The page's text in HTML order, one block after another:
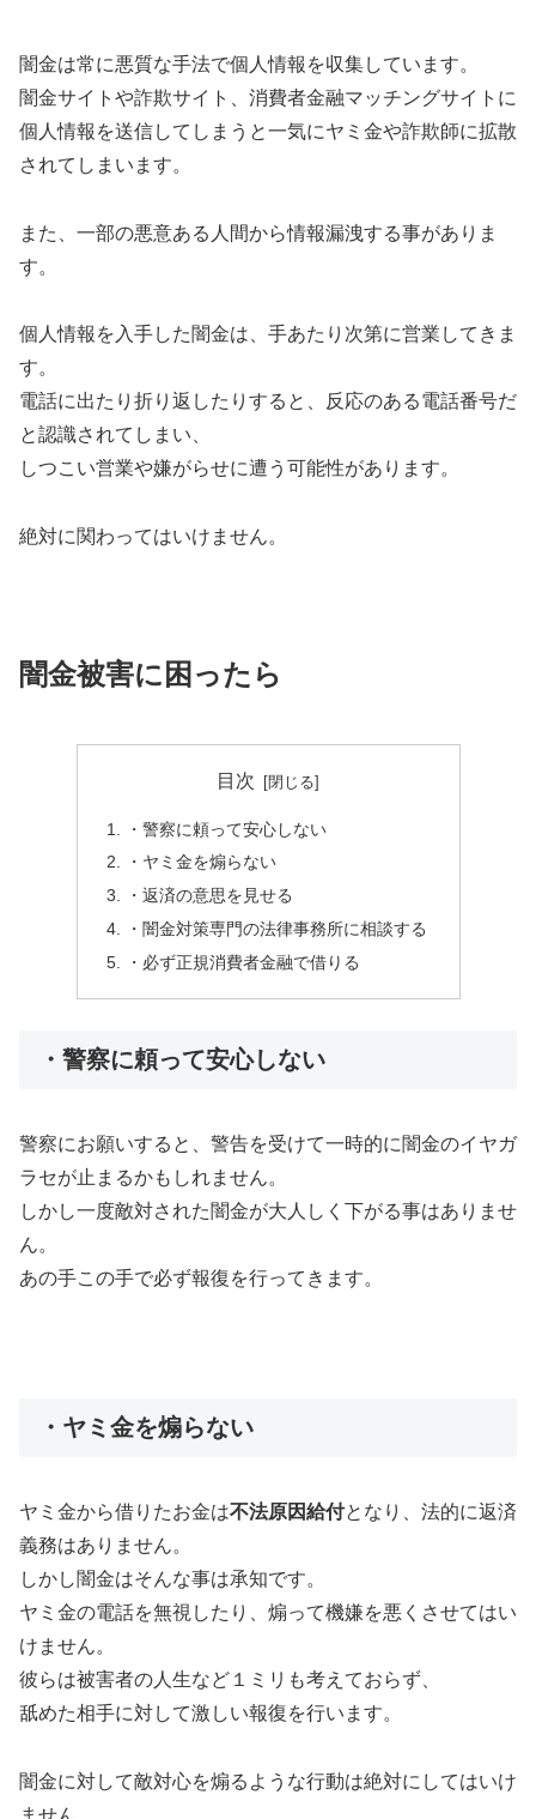
闇金は常に悪質な手法で個人情報を収集しています。
闇金サイトや詐欺サイト、消費者金融マッチングサイトに
個人情報を送信してしまうと一気にヤミ金や詐欺師に拡散
されてしまいます。
また、一部の悪意ある人間から情報漏洩する事がありま
す。
個人情報を入手した闇金は、手あたり次第に営業してきま
す。
電話に出たり折り返したりすると、反応のある電話番号だ
と認識されてしまい、
しつこい営業や嫌がらせに遭う可能性があります。
絶対に関わってはいけません。
闇金被害に困ったら
目次
・警察に頼って安心しない
・ヤミ金を煽らない
・返済の意思を見せる
・闇金対策専門の法律事務所に相談する
・必ず正規消費者金融で借りる
・警察に頼って安心しない
警察にお願いすると、警告を受けて一時的に闇金のイヤガ
ラセが止まるかもしれません。
しかし一度敵対された闇金が大人しく下がる事はありませ
ん。
あの手この手で必ず報復を行ってきます。
・ヤミ金を煽らない
ヤミ金から借りたお金は不法原因給付となり、法的に返済
義務はありません。
しかし闇金はそんな事は承知です。
ヤミ金の電話を無視したり、煽って機嫌を悪くさせてはい
けません。
彼らは被害者の人生など１ミリも考えておらず、
舐めた相手に対して激しい報復を行います。
闇金に対して敵対心を煽るような行動は絶対にしてはいけ